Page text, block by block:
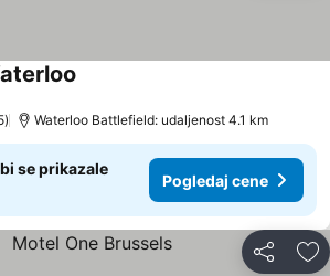
Waterloo Battlefield: udaljenost 4.1 km
se prikazale
Pogledaj cene
Deli